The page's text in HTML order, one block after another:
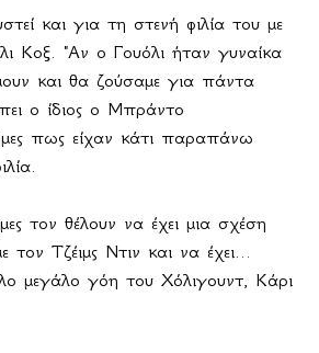
και για τη στενή φιλία του με
Κοξ. "Αν ο Γουόλι ήταν γυναίκα
και θα ζούσαμε για πάντα
πει ο ίδιος ο Μπράντο
πως είχαν κάτι παραπάνω
τον θέλουν να έχει μια σχέση
τον Τζέιμς Ντιν και να έχει...
μεγάλο γόη του Χόλιγουντ, Κάρι